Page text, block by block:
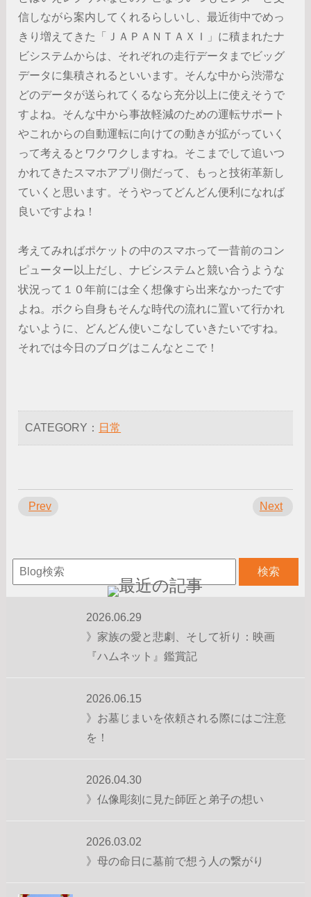
信しながら案内してくれるらしいし、最近街中でめっ
きり増えてきた「ＪＡＰＡＮＴＡＸＩ」に積まれたナ
ビシステムからは、それぞれの走行データまでビッグ
データに集積されるといいます。そんな中から渋滞な
どのデータが送られてくるなら充分以上に使えそうで
すよね。そんな中から事故軽減のための運転サポート
やこれからの自動運転に向けての動きが拡がっていく
って考えるとワクワクしますね。そこまでして追いつ
かれてきたスマホアプリ側だって、もっと技術革新し
ていくと思います。そうやってどんどん便利になれば
良いですよね！
考えてみればポケットの中のスマホって一昔前のコン
ピューター以上だし、ナビシステムと競い合うような
状況って１０年前には全く想像すら出来なかったです
よね。ボクら自身もそんな時代の流れに置いて行かれ
ないように、どんどん使いこなしていきたいですね。
それでは今日のブログはこんなとこで！
CATEGORY： 日常
Prev Next
2026.06.29
》家族の愛と悲劇、そして祈り：映画
『ハムネット』鑑賞記
2026.06.15
》お墓じまいを依頼される際にはご注意
を！
2026.04.30
》仏像彫刻に見た師匠と弟子の想い
2026.03.02
》母の命日に墓前で想う人の繋がり